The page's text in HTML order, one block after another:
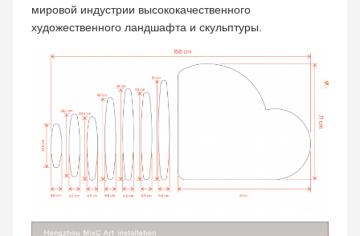
мировой индустрии высококачественного
художественного ландшафта и скульптуры.